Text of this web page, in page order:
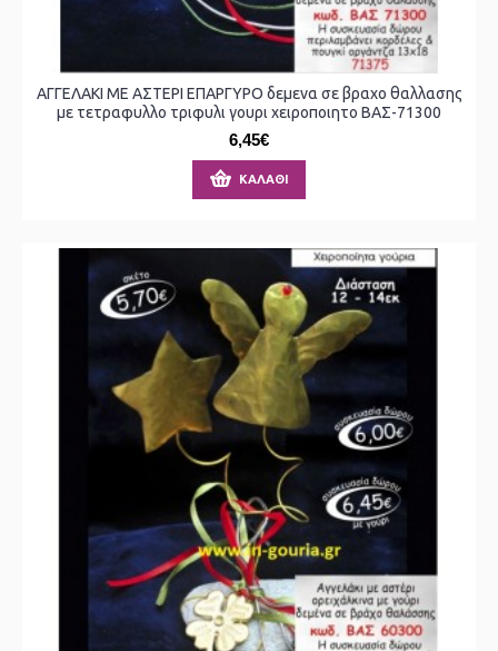
ΑΓΓΕΛΑΚΙ ΜΕ ΑΣΤΕΡΙ ΕΠΑΡΓΥΡΟ δεμενα σε βραχο θαλλασης
με τετραφυλλο τριφυλι γουρι χειροποιητο ΒΑΣ-71300
6,45€
ΚΑΛΆΘΙ